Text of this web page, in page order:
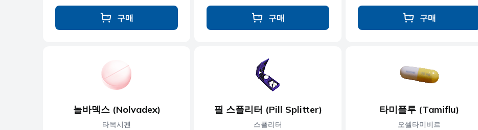
구매 구매 구매
놀바덱스 (Nolvadex)
타목시펜
필 스플리터 (Pill Splitter)
스플리터
타미플루 (Tamiflu)
오셀타미비르